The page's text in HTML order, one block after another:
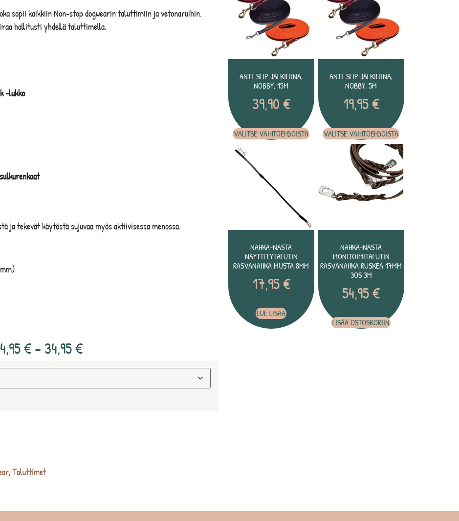
ANTI-SLIP JÄLKILIINA,
NOBBY, 15M
39,90€
VALITSE VAIHTOEHDOISTA
ANTI-SLIP JÄLKILIINA,
NOBBY, 5M
19,95€
VALITSE VAIHTOEHDOISTA
NAHKA-NASTA
NÄYTTELYTALUTIN
RASVANAHKA MUSTA 8MM
17,95€
LUE LISÄÄ
NAHKA-NASTA
MONITOIMITALUTIN
RASVANAHKA RUSKEA 17MM
3OS 3M
54,95€
LISÄÄ OSTOSKORIIN
sopii kaikkiin Non-stop dogwearin taluttimiin ja vetonaruihin.
hallitusti yhdellä taluttimella.
-lukko
ja tekevät käytöstä sujuvaa myös aktiivisessa menossa.
€– 34,95€
, Taluttimet